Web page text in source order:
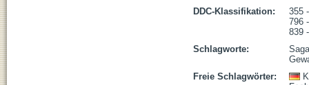
DDC-Klassifikation:
355
796
839
Schlagworte:
Freie Schlagwörter: